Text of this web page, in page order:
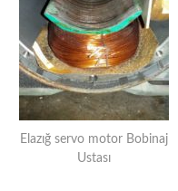
Elazığ servo motor Bobinaj
Ustası